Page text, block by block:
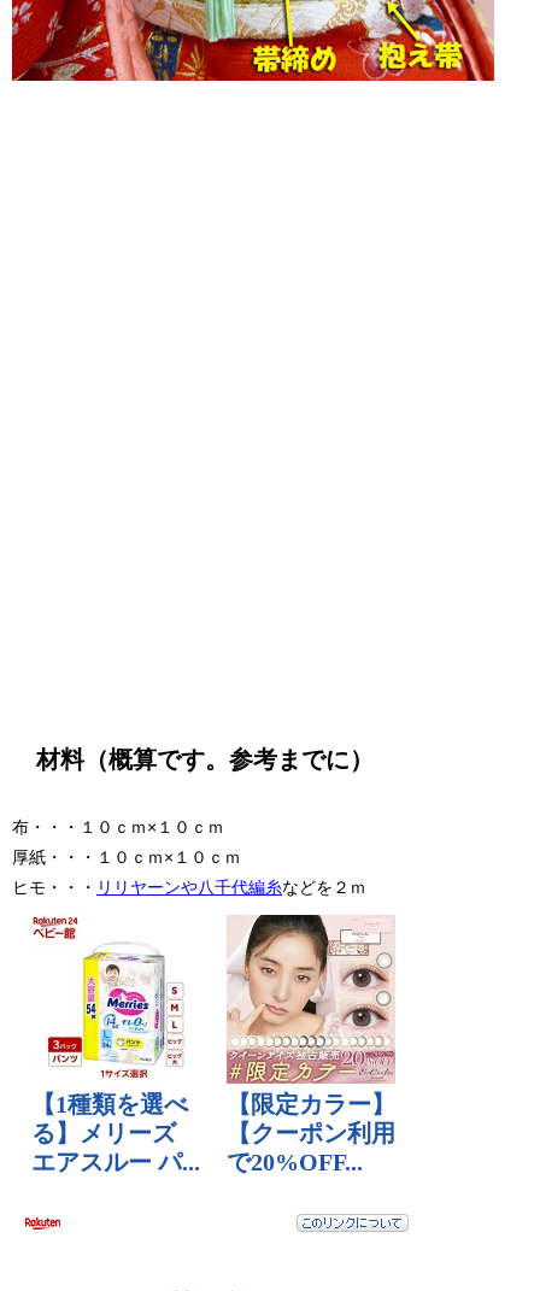
材料（概算です。参考までに）
布・・・１０ｃｍ×１０ｃｍ
厚紙・・・１０ｃｍ×１０ｃｍ
ヒモ・・・ リリヤーンや八千代編糸などを２ｍ